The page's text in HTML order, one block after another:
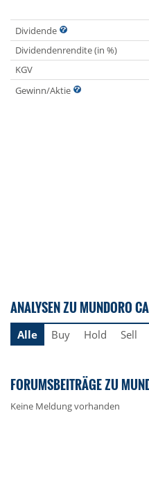
Dividende
Dividendenrendite (in %)
KGV
Gewinn/Aktie
ANALYSEN ZU MUNDORO
Alle Buy Hold Sell
FORUMSBEITRÄGE ZU
Keine Meldung vorhanden